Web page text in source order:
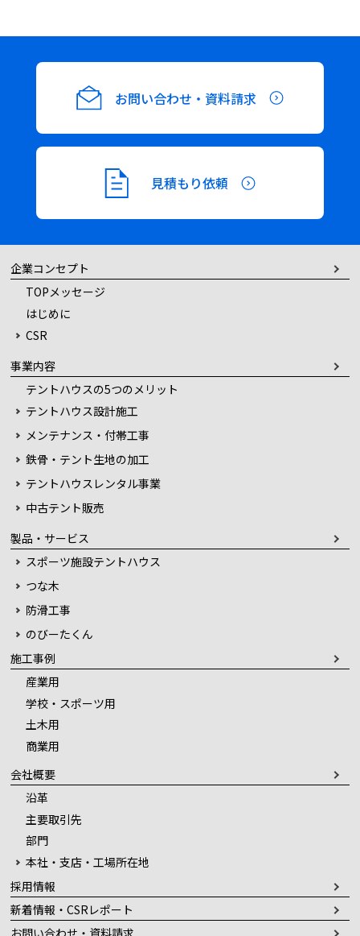
お問い合わせ・資料請求
見積もり依頼
企業コンセプト
TOPメッセージ
はじめに
CSR
事業内容
テントハウスの5つのメリット
テントハウス設計施工
メンテナンス・付帯工事
鉄骨・テント生地の加工
テントハウスレンタル事業
中古テント販売
製品・サービス
スポーツ施設テントハウス
つな木
防滑工事
のびーたくん
施工事例
産業用
学校・スポーツ用
土木用
商業用
会社概要
沿革
主要取引先
部門
本社・支店・工場所在地
採用情報
新着情報・CSRレポート